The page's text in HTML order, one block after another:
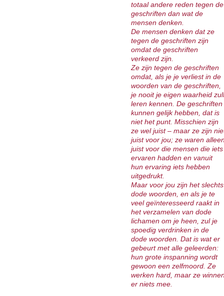
totaal andere reden tegen de
geschriften dan wat de
mensen denken.
De mensen denken dat ze
tegen de geschriften zijn
omdat de geschriften
verkeerd zijn.
Ze zijn tegen de geschriften
omdat, als je je verliest in de
woorden van de geschriften,
je nooit je eigen waarheid
leren kennen. De geschriften
kunnen gelijk hebben, dat is
niet het punt. Misschien zijn
ze wel juist – maar ze zijn
juist voor jou; ze waren
juist voor die mensen die iets
ervaren hadden en vanuit
hun ervaring iets hebben
uitgedrukt.
Maar voor jou zijn het slechts
dode woorden, en als je te
veel geïnteresseerd raakt in
het verzamelen van dode
lichamen om je heen, zul je
spoedig verdrinken in de
dode woorden. Dat is wat er
gebeurt met alle geleerden:
hun grote inspanning wordt
gewoon een zelfmoord. Ze
werken hard, maar ze
er niets mee.